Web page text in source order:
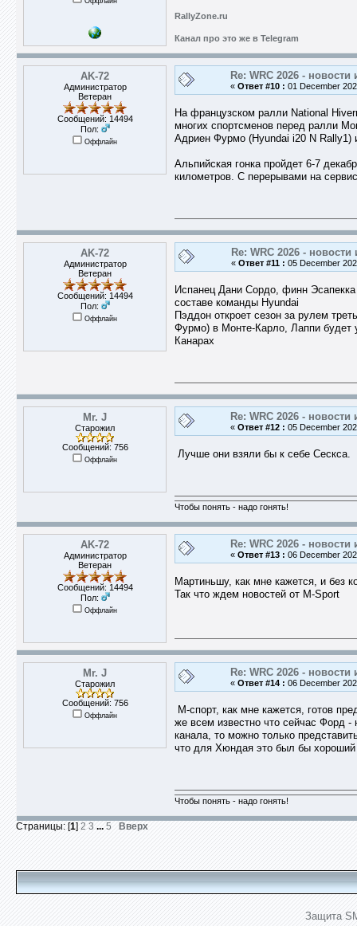
RallyZone.ru
Канал про это же в Telegram
AK-72
Администратор
Ветеран
Сообщений: 14494
Пол:
Оффлайн
Re: WRC 2026 - новости
« Ответ #10 : 01 December
На французском ралли National
многих спортсменов перед ралли
Адриен Фурмо (Hyundai i20 N Rally1)
Альпийская гонка пройдет 6-7
километров. С перерывами на
AK-72
Администратор
Ветеран
Сообщений: 14494
Пол:
Оффлайн
Re: WRC 2026 - новости
« Ответ #11 : 05 December
Испанец Дани Сордо, финн
составе команды Hyundai
Пэддон откроет сезон за рулем
Фурмо) в Монте-Карло, Лаппи будет
Канарах
Mr. J
Старожил
Сообщений: 756
Оффлайн
Re: WRC 2026 - новости
« Ответ #12 : 05 December
Лучше они взяли бы к себе Сескса.
Чтобы понять - надо гонять!
AK-72
Администратор
Ветеран
Сообщений: 14494
Пол:
Оффлайн
Re: WRC 2026 - новости
« Ответ #13 : 06 December
Мартиньшу, как мне кажется, и без
Так что ждем новостей от M-Sport
Mr. J
Старожил
Сообщений: 756
Оффлайн
Re: WRC 2026 - новости
« Ответ #14 : 06 December
М-спорт, как мне кажется, готов
же всем известно что сейчас Форд -
канала, то можно только
что для Хюндая это был бы хороший
Чтобы понять - надо гонять!
Страницы: [1] 2 3 ... 5 Вверх
Защита